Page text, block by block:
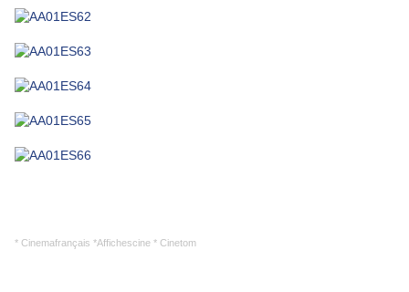
* Cinemafrançais *Affichescine * Cinetom